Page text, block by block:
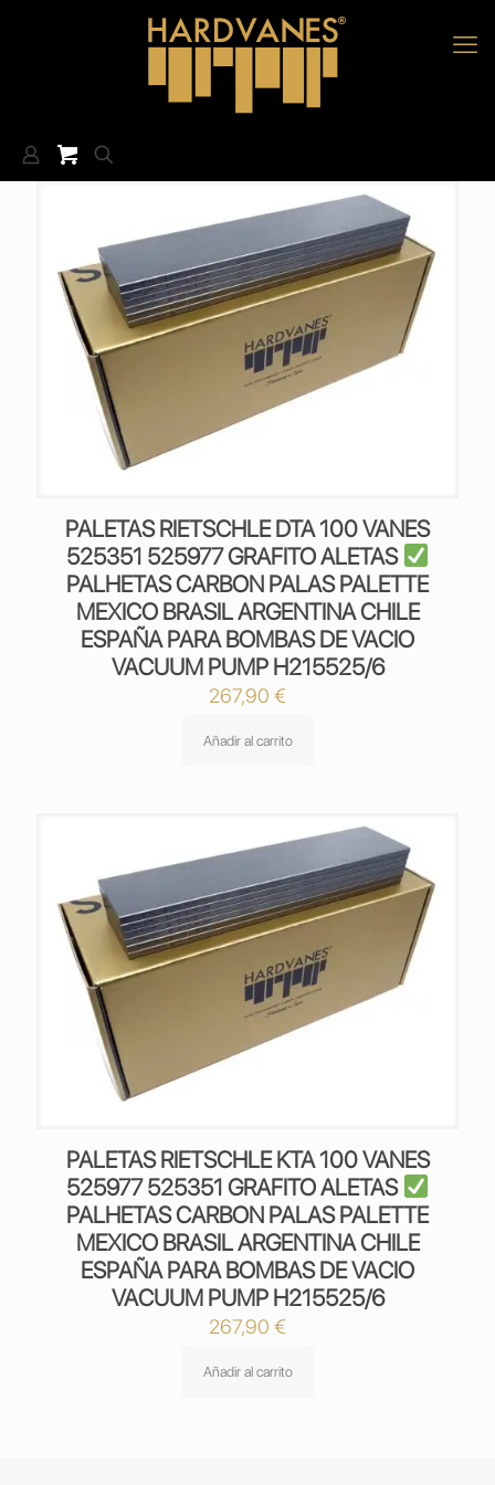
PALETAS RIETSCHLE DTA 100 VANES
525351 525977 GRAFITO ALETAS
PALHETAS CARBON PALAS PALETTE
MEXICO BRASIL ARGENTINA CHILE
ESPAÑA PARA BOMBAS DE VACIO
VACUUM PUMP H215525/6
267,90 €
Añadir al carrito
PALETAS RIETSCHLE KTA 100 VANES
525977 525351 GRAFITO ALETAS
PALHETAS CARBON PALAS PALETTE
MEXICO BRASIL ARGENTINA CHILE
ESPAÑA PARA BOMBAS DE VACIO
VACUUM PUMP H215525/6
267,90 €
Añadir al carrito